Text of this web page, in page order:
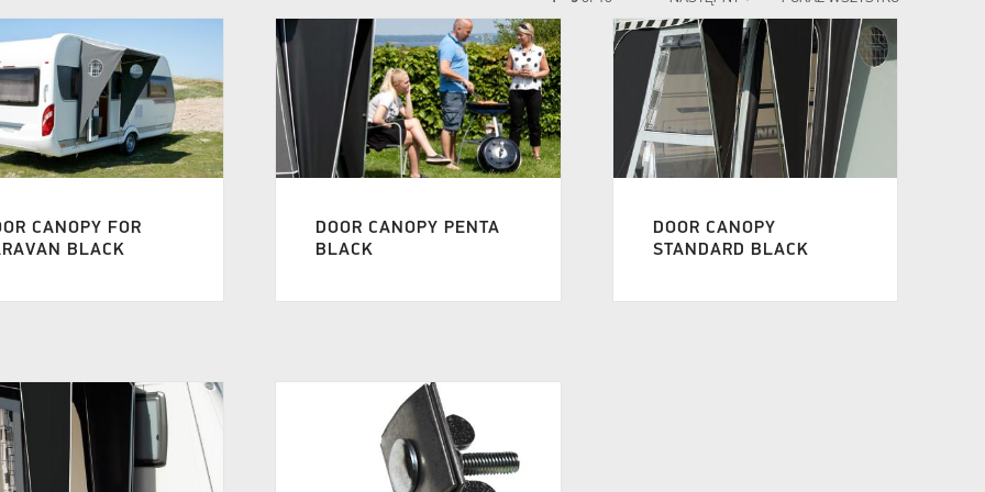
CANOPY FOR
BLACK
DOOR CANOPY PENTA
BLACK
DOOR CANOPY
STANDARD BLACK